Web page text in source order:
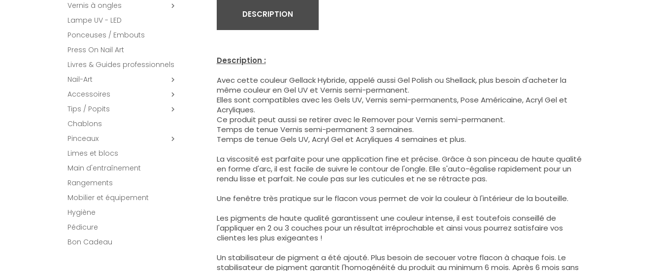
Vernis à ongles

Lampe UV - LED
Ponceuses / Embouts
Press On Nail Art
Livres & Guides professionnels
Nail-Art

Accessoires 
Tips / Popits 
Chablons
Pinceaux

Limes et blocs
Main d'entraînement
Rangements
Mobilier et équipement
Hygiène
Pédicure
Bon Cadeau
DESCRIPTION
Description :
Avec cette couleur Gellack Hybride, appelé aussi Gel Polish ou Shellack, plus besoin d'acheter la
même couleur en Gel UV et Vernis semi-permanent.
Elles sont compatibles avec les Gels UV, Vernis semi-permanents, Pose Américaine, Acryl Gel et
Acryliques.
Ce produit peut aussi se retirer avec le Remover pour Vernis semi-permanent.
Temps de tenue Vernis semi-permanent 3 semaines.
Temps de tenue Gels UV, Acryl Gel et Acryliques 4 semaines et plus.
La viscosité est parfaite pour une application fine et précise. Grâce à son pinceau de haute qualité
en forme d'arc, il est facile de suivre le contour de l'ongle. Elle s'auto-égalise rapidement pour un
rendu lisse et parfait. Ne coule pas sur les cuticules et ne se rétracte pas.
Une fenêtre très pratique sur le flacon vous permet de voir la couleur à l'intérieur de la bouteille.
Les pigments de haute qualité garantissent une couleur intense, il est toutefois conseillé de
l'appliquer en 2 ou 3 couches pour un résultat irréprochable et ainsi vous pourrez satisfaire vos
clientes les plus exigeantes !
Un stabilisateur de pigment a été ajouté. Plus besoin de secouer votre flacon à chaque fois. Le
stabilisateur de pigment garantit l'homogénéité du produit au minimum 6 mois. Après 6 mois sans